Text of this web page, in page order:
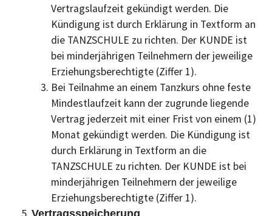
Vertragslaufzeit gekündigt werden. Die
Kündigung ist durch Erklärung in Textform an
die TANZSCHULE zu richten. Der KUNDE ist
bei minderjährigen Teilnehmern der jeweilige
Erziehungsberechtigte (Ziffer 1).
Bei Teilnahme an einem Tanzkurs ohne feste
Mindestlaufzeit kann der zugrunde liegende
Vertrag jederzeit mit einer Frist von einem (1)
Monat gekündigt werden. Die Kündigung ist
durch Erklärung in Textform an die
TANZSCHULE zu richten. Der KUNDE ist bei
minderjährigen Teilnehmern der jeweilige
Erziehungsberechtigte (Ziffer 1).
Vertragsspeicherung